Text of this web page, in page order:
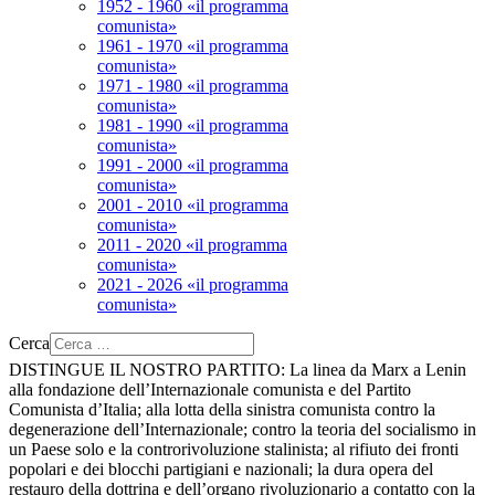
1952 - 1960 «il programma
comunista»
1961 - 1970 «il programma
comunista»
1971 - 1980 «il programma
comunista»
1981 - 1990 «il programma
comunista»
1991 - 2000 «il programma
comunista»
2001 - 2010 «il programma
comunista»
2011 - 2020 «il programma
comunista»
2021 - 2026 «il programma
comunista»
Cerca
DISTINGUE IL NOSTRO PARTITO: La linea da Marx a Lenin
alla fondazione dell’Internazionale comunista e del Partito
Comunista d’Italia; alla lotta della sinistra comunista contro la
degenerazione dell’Internazionale; contro la teoria del socialismo in
un Paese solo e la controrivoluzione stalinista; al rifiuto dei fronti
popolari e dei blocchi partigiani e nazionali; la dura opera del
restauro della dottrina e dell’organo rivoluzionario a contatto con la